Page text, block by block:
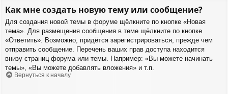
Как мне создать новую тему или сообщение?
Для создания новой темы в форуме щёлкните по кнопке «Новая
тема». Для размещения сообщения в теме щёлкните по кнопке
«Ответить». Возможно, придётся зарегистрироваться, прежде чем
отправить сообщение. Перечень ваших прав доступа находится
внизу страниц форума или темы. Например: «Вы можете начинать
темы», «Вы можете добавлять вложения» и т.п.
Вернуться к началу